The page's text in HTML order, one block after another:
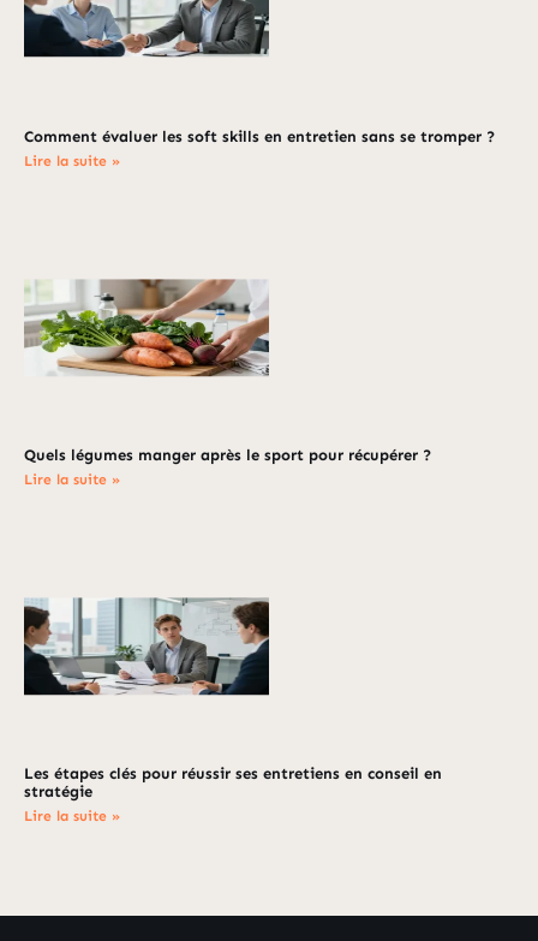
Comment évaluer les soft skills en entretien sans se tromper ?
Lire la suite »
Quels légumes manger après le sport pour récupérer ?
Lire la suite »
Les étapes clés pour réussir ses entretiens en conseil en
stratégie
Lire la suite »